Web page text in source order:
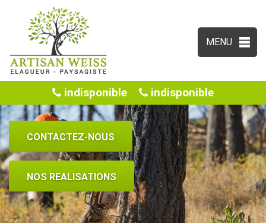
MENU
indisponible indisponible
CONTACTEZ-NOUS
NOS REALISATIONS